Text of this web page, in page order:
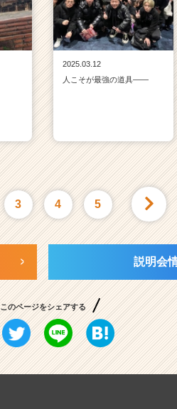
2025.03.12
人こそが最強の道具——
3 4 5
説明会
このページをシェアする